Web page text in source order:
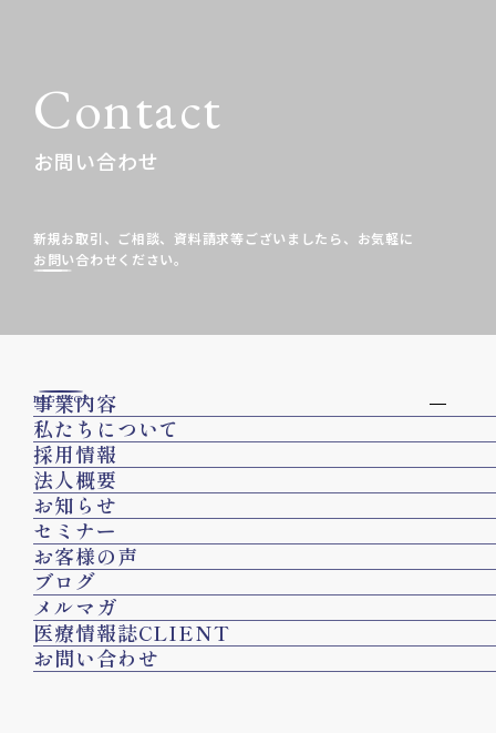
Contact
お問い合わせ
新規お取引、ご相談、資料請求等ございましたら、 お気軽に
お問い合わせください。
事業内容
私たちについて
採用情報
法人概要
お知らせ
セミナー
お客様の声
ブログ
メルマガ
医療情報誌CLIENT
お問い合わせ
PAGE TOP